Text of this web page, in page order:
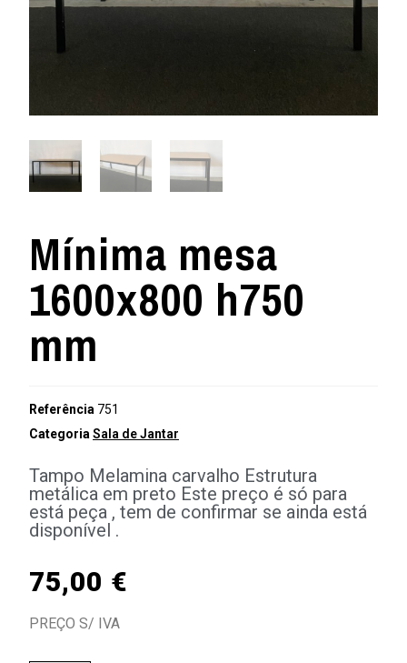
Mínima mesa
1600x800 h750
mm
Referência 751
Categoria Sala de Jantar
Tampo Melamina carvalho Estrutura
metálica em preto Este preço é só para
está peça , tem de confirmar se ainda está
disponível .
75,00 €
PREÇO S/ IVA